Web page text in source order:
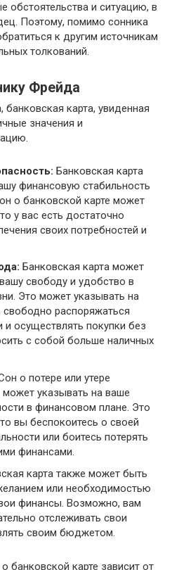
обстоятельства и ситуацию, в
Поэтому, помимо сонника
к другим источникам
толкований.
Фрейда
карта, увиденная
значения и
Банковская карта
финансовую стабильность
о банковской карте может
у вас есть достаточно
своих потребностей и
Банковская карта может
свободу и удобство в
Это может указывать на
распоряжаться
осуществлять покупки без
с собой больше наличных
о потере или утере
указывать на ваше
в финансовом плане. Это
вы беспокоитесь о своей
или боитесь потерять
финансами.
карта также может быть
или необходимостью
финансы. Возможно, вам
отслеживать свои
своим бюджетом.
банковской карте зависит от